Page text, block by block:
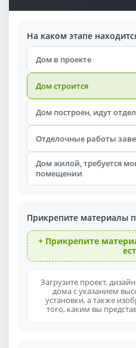
На каком этапе
Дом в проекте
Дом строится
Дом построен, идут
Отделочные работы
Дом жилой, требуется
помещении
Прикрепите материалы
+ Прикрепите
Загрузите проект,
дома с указанием
установки, а также
того, каким вы